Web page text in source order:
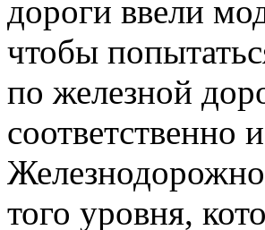
дороги ввели
чтобы
по железной
того уровня,